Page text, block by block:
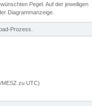
Pegel. Auf der jeweiligen
Diagrammanzeige.
Prozess.
zu UTC)